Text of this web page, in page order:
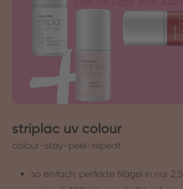
striplac uv colour
colour-stay-peel-repeat
so einfach: perfekte Nägel in nur